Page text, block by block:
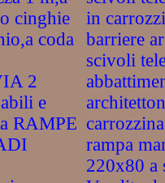
cinghie
coda
2
e
RAMPE
in
barriere
scivoli
rampa
220x80 a